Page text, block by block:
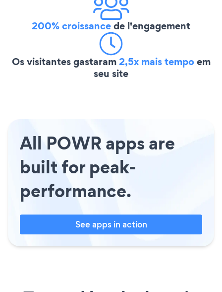
200% croissancede l'engagement
Os visitantes gastaram2,5x mais tempoem
seu site
All POWR apps are
built for peak-
performance.
See apps in action